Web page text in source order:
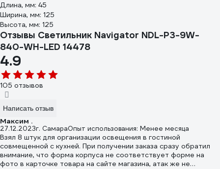
Длина, мм: 45
Ширина, мм: 125
Высота, мм: 125
Отзывы Светильник Navigator NDL-P3-9W-
840-WH-LED 14478
4.9
105 отзывов
Написать отзыв
Максим .
27.12.2023г. СамараОпыт использования: Менее месяца
Взял 8 штук для организации освещения в гостиной
совмещенной с кухней. При получении заказа сразу обратил
внимание, что форма корпуса не соответствует форме на
фото в карточке товара на сайте магазина, атак же не